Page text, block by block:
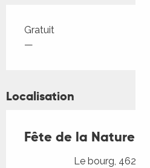
Tarifs 2026
Gratuit
—
Localisation
Fête de la Nature
Le bourg, 46230